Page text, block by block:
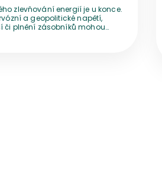
zlevňování energií je u konce.
a geopolitické napětí,
či plnění zásobníků mohou